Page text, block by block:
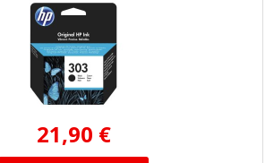
21,90 €